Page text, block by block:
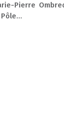
Pierre